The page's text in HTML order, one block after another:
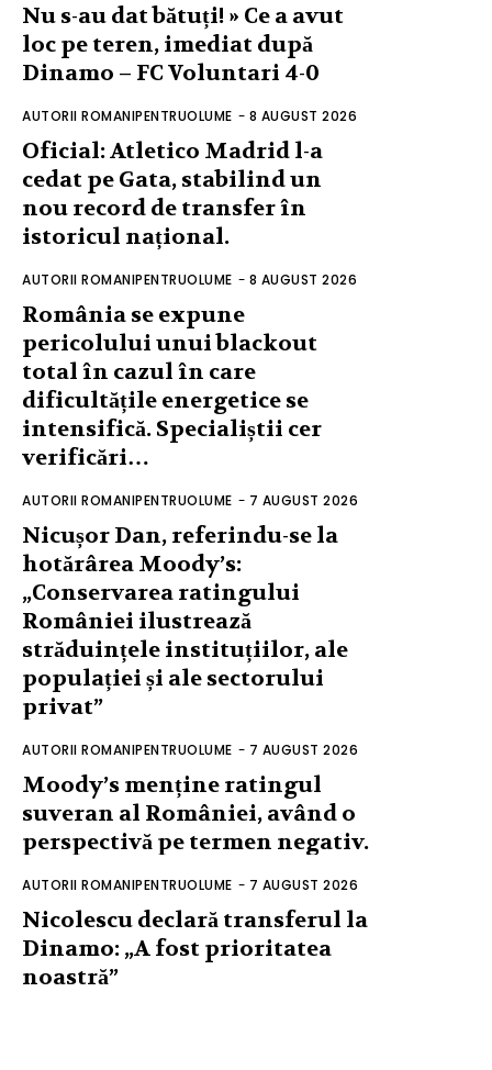
Nu s-au dat bătuți! » Ce a avut
loc pe teren, imediat după
Dinamo – FC Voluntari 4-0
AUTORII ROMANIPENTRUOLUME - 8 AUGUST 2026
Oficial: Atletico Madrid l-a
cedat pe Gata, stabilind un
nou record de transfer în
istoricul național.
AUTORII ROMANIPENTRUOLUME - 8 AUGUST 2026
România se expune
pericolului unui blackout
total în cazul în care
dificultățile energetice se
intensifică. Specialiștii cer
verificări…
AUTORII ROMANIPENTRUOLUME - 7 AUGUST 2026
Nicușor Dan, referindu-se la
hotărârea Moody’s:
„Conservarea ratingului
României ilustrează
străduințele instituțiilor, ale
populației și ale sectorului
privat”
AUTORII ROMANIPENTRUOLUME - 7 AUGUST 2026
Moody’s menține ratingul
suveran al României, având o
perspectivă pe termen negativ.
AUTORII ROMANIPENTRUOLUME - 7 AUGUST 2026
Nicolescu declară transferul la
Dinamo: „A fost prioritatea
noastră”